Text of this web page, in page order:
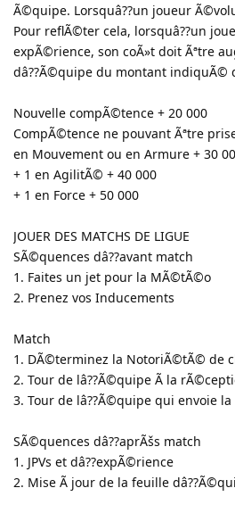
Ã©quipe. Lorsquâ??un joueur
Pour reflÃ©ter cela, lorsquâ??un
expÃ©rience, son coÃ»t doit Ãªtre
dâ??Ã©quipe du montant indiquÃ©
Nouvelle compÃ©tence + 20 000
CompÃ©tence ne pouvant Ãªtre
en Mouvement ou en Armure + 30
+ 1 en AgilitÃ© + 40 000
+ 1 en Force + 50 000
JOUER DES MATCHS DE LIGUE
SÃ©quences dâ??avant match
1. Faites un jet pour la MÃ©tÃ©o
2. Prenez vos Inducements
Match
1. DÃ©terminez la NotoriÃ©tÃ© de
2. Tour de lâ??Ã©quipe Ã la
3. Tour de lâ??Ã©quipe qui envoie
SÃ©quences dâ??aprÃšs match
1. JPVs et dâ??expÃ©rience
2. Mise Ã jour de la feuille